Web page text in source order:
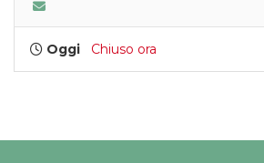
Oggi Chiuso ora